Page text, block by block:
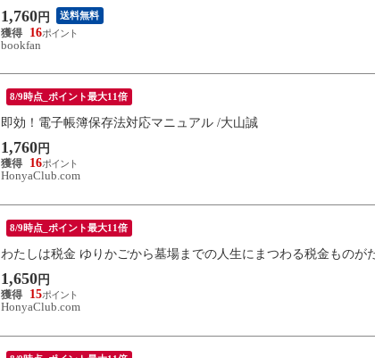
1,760 円 送料無料
16
bookfan
8/9時点_ポイント最大11倍
即効！電子帳簿保存法対応マニュアル /大山誠
1,760 円
16
HonyaClub.com
8/9時点_ポイント最大11倍
わたしは税金 ゆりかごから墓場までの人生にまつわる税金ものが
1,650 円
15
HonyaClub.com